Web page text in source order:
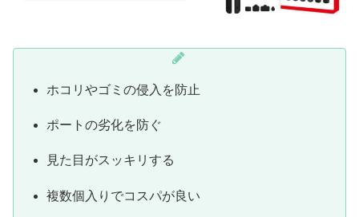
ホコリやゴミの侵入を防止
ポートの劣化を防ぐ
見た目がスッキリする
複数個入りでコスパが良い